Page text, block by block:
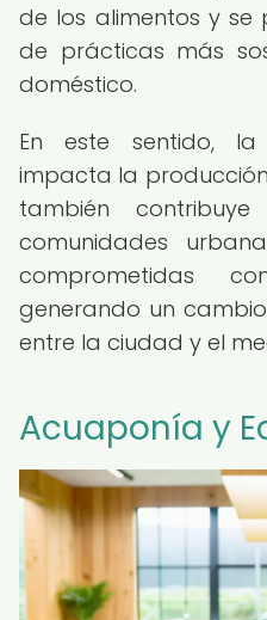
de los alimentos y
de prácticas más
doméstico.
En este sentido,
impacta la
también
comunidades
comprometidas
generando un
entre la ciudad y el
Acuaponía y